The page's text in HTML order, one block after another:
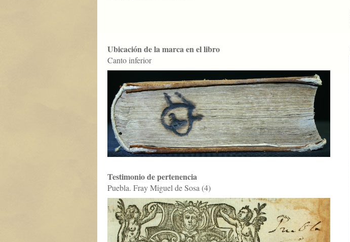
Ubicación de la marca en el libro
Canto inferior
Testimonio de pertenencia
Puebla. Fray Miguel de Sosa (4)